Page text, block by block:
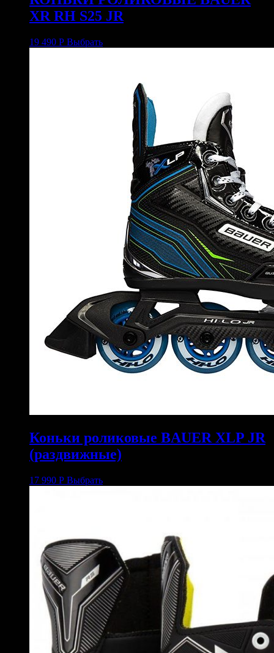
XR RH S25 JR
19 490 Р Выбрать
Коньки роликовые BAUER XLP JR
(раздвижные)
17 990 Р Выбрать